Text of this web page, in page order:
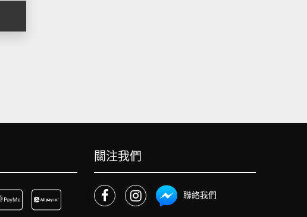
關注我們
聯絡我們